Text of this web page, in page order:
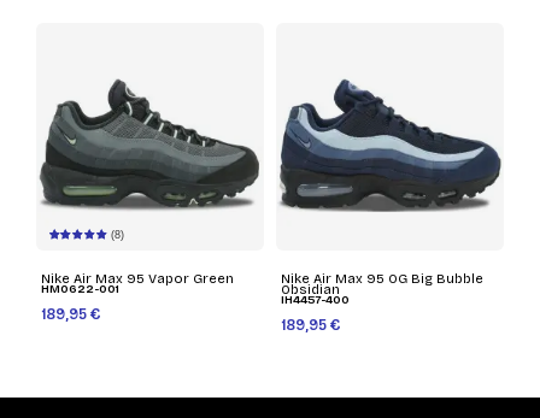
(8)
Nike Air Max 95 Vapor Green
HM0622-001
189,95 €
Nike Air Max 95 OG Big Bubble
Obsidian
IH4457-400
189,95 €